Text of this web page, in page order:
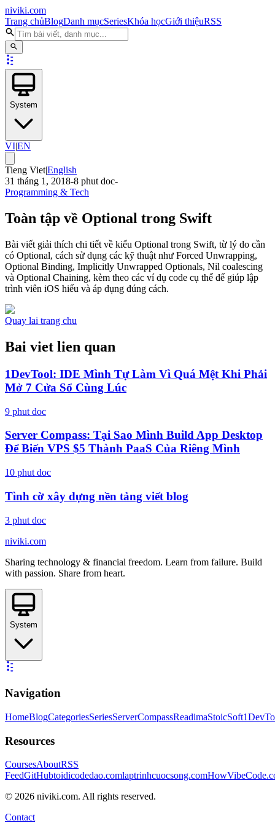
niviki.com
Trang chủBlogDanh mụcSeriesKhóa họcGiới thiệuRSS
System
VI|EN
Tieng Viet|English
31 tháng 1, 2018-8 phut doc-
Programming & Tech
Toàn tập về Optional trong Swift
Bài viết giải thích chi tiết về kiểu Optional trong Swift, từ lý do cần
có Optional, cách sử dụng các kỹ thuật như Forced Unwrapping,
Optional Binding, Implicitly Unwrapped Optionals, Nil coalescing
và Optional Chaining, kèm theo các ví dụ code cụ thể để giúp lập
trình viên iOS hiểu và áp dụng đúng cách.
Quay lai trang chu
Bai viet lien quan
1DevTool: IDE Mình Tự Làm Vì Quá Mệt Khi Phải
Mở 7 Cửa Sổ Cùng Lúc
9 phut doc
Server Compass: Tại Sao Mình Build App Desktop
Để Biến VPS $5 Thành PaaS Của Riêng Mình
10 phut doc
Tình cờ xây dựng nền tảng viết blog
3 phut doc
niviki.com
Sharing technology & financial freedom. Learn from failure. Build
with passion. Share from heart.
System
Navigation
HomeBlogCategoriesSeriesServerCompassReadimaStoicSoft
Resources
CoursesAboutRSS
FeedGitHubtoidicodedao.comlaptrinhcuocsong.com
© 2026 niviki.com. All rights reserved.
Contact